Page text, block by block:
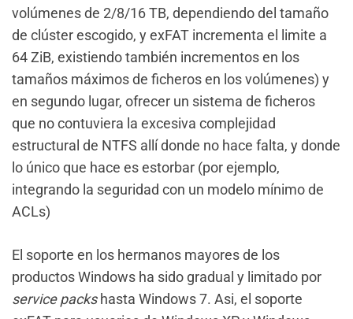
volúmenes de 2/8/16 TB, dependiendo del tamaño
de clúster escogido, y exFAT incrementa el limite a
64 ZiB, existiendo también incrementos en los
tamaños máximos de ficheros en los volúmenes) y
en segundo lugar, ofrecer un sistema de ficheros
que no contuviera la excesiva complejidad
estructural de NTFS allí­ donde no hace falta, y donde
lo único que hace es estorbar (por ejemplo,
integrando la seguridad con un modelo mí­nimo de
ACLs)
El soporte en los hermanos mayores de los
productos Windows ha sido gradual y limitado por
service packshasta Windows 7. Asi, el soporte